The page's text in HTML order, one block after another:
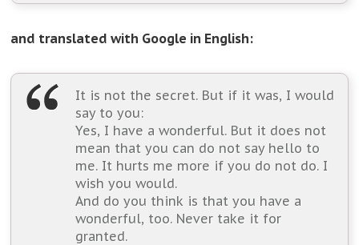
and translated with Google in English:
It is not the secret. But if it was, I would
say to you:
Yes, I have a wonderful. But it does not
mean that you can do not say hello to
me. It hurts me more if you do not do. I
wish you would.
And do you think is that you have a
wonderful, too. Never take it for
granted.